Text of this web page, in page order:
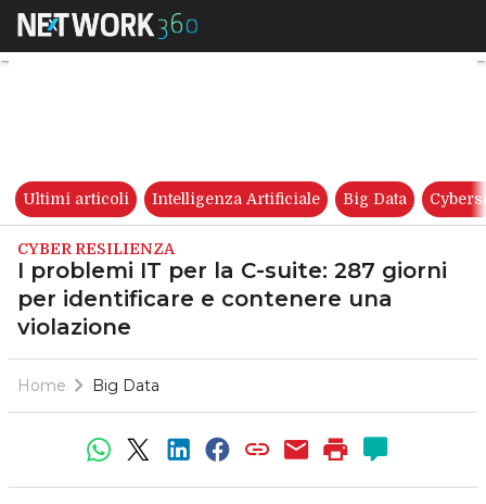
I problemi IT per la C-suite:
Ultimi articoli Intelligenza Artificiale Big Data
CYBER RESILIENZA
I problemi IT per la C-suite: 287 giorni
per identificare e contenere una
violazione
Home Big Data